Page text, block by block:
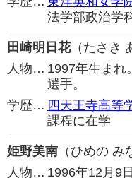
法学部政治学
田崎明日花（たさき
人物… 1997年生まれ
選手。
学歴… 四天王寺高等
課程に在学
姫野美南 （ひめの み
人物… 1996年12月9